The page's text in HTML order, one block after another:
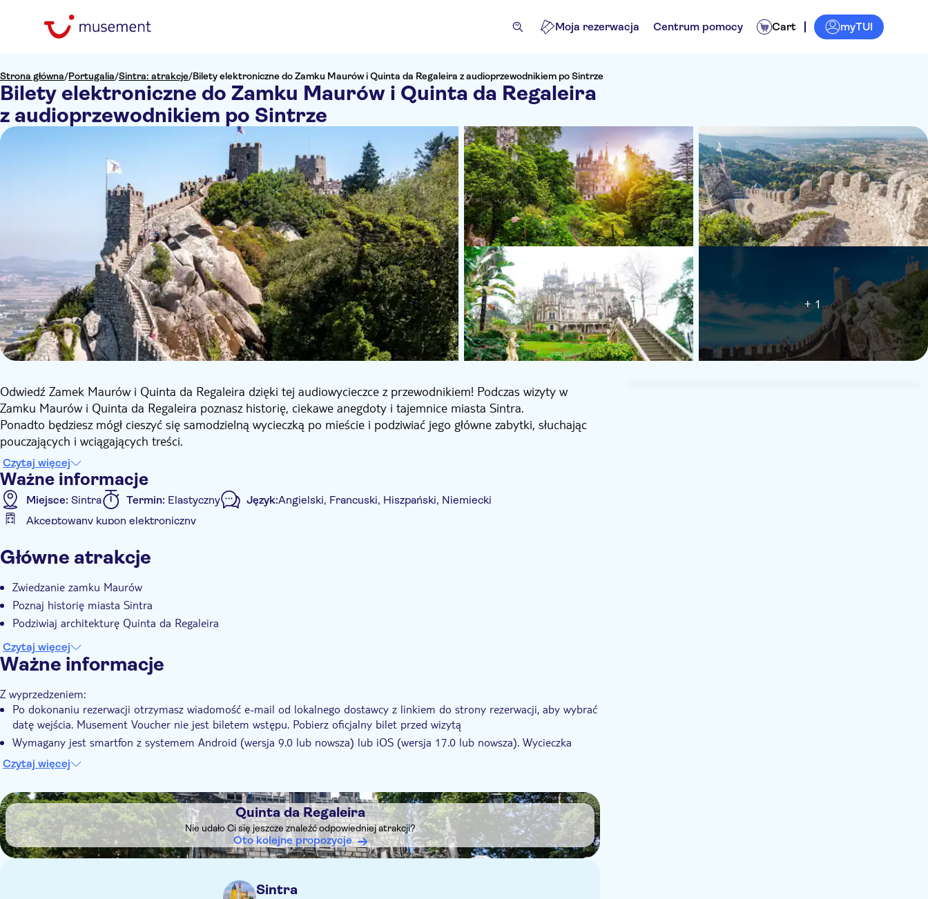
Moja rezerwacja Centrum pomocy Cart myTUI
Strona główna/Portugalia/Sintra: atrakcje/Bilety elektroniczne do Zamku Maurów i Quinta da Regaleira z audioprzewodnikiem po Sintrze
Bilety elektroniczne do Zamku Maurów i Quinta da Regaleira
z audioprzewodnikiem po Sintrze
+ 1
Odwiedź Zamek Maurów i Quinta da Regaleira dzięki tej audiowycieczce z przewodnikiem! Podczas wizyty w
Zamku Maurów i Quinta da Regaleira poznasz historię, ciekawe anegdoty i tajemnice miasta Sintra.
Ponadto będziesz mógł cieszyć się samodzielną wycieczką po mieście i podziwiać jego główne zabytki, słuchając
pouczających i wciągających treści.
Czytaj więcej
Ważne informacje
Miejsce: Sintra Termin: Elastyczny Język:Angielski, Francuski, Hiszpański, Niemiecki
Akceptowany kupon elektroniczny
Natychmiastowe potwierdzenie
Główne atrakcje
Zwiedzanie zamku Maurów
Poznaj historię miasta Sintra
Podziwiaj architekturę Quinta da Regaleira
Czytaj więcej
Ważne informacje
Z wyprzedzeniem:
Po dokonaniu rezerwacji otrzymasz wiadomość e-mail od lokalnego dostawcy z linkiem do strony rezerwacji, aby wybrać
datę wejścia. Musement Voucher nie jest biletem wstępu. Pobierz oficjalny bilet przed wizytą
Wymagany jest smartfon z systemem Android (wersja 9.0 lub nowsza) lub iOS (wersja 17.0 lub nowsza). Wycieczka
audio nie jest kompatybilna z telefonami z systemem Windows, iPhone X lub starszym, iPhone SE 1. generacji, iPod
Touch, iPad 5. generacji lub starszym, iPad Air 2. generacji lub starszym, iPad Mini 4. generacji lub starszym, iPad Pro
Pobierz bilet i audiowycieczkę przez Wi-Fi przed wizytą, ponieważ sygnał komórkowy może być słaby na miejscu.
Pamiętaj, aby zabrać ze sobą
Dowód osobisty lub paszport
Słuchawki, wygodne buty, kapelusz i krem z filtrem przeciwsłonecznym
Czytaj więcej
DSA1Quinta da Regaleira
Quinta da Regaleira
Nie udało Ci się jeszcze znaleźć odpowiedniej atrakcji?
Oto kolejne propozycje
Sintra